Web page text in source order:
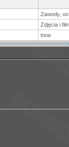
Zawody,
Zdjęcia i
Inne